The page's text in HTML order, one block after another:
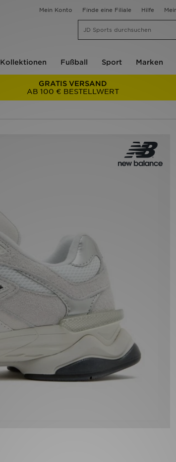
Mein Konto Finde eine Filiale Hilfe
Kollektionen Fußball Sport Marken
GRATIS VERSAND
AB 100 € BESTELLWERT